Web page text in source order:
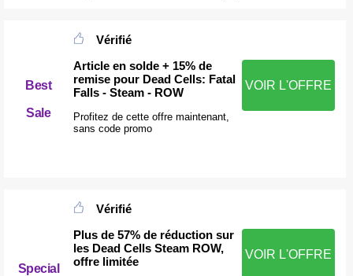
Best
Sale
Vérifié
Article en solde + 15% de
remise pour Dead Cells: Fatal
Falls - Steam - ROW
Profitez de cette offre maintenant,
sans code promo
VOIR L'OFFRE
Special
Vérifié
Plus de 57% de réduction sur
les Dead Cells Steam ROW,
offre limitée
VOIR L'OFFRE